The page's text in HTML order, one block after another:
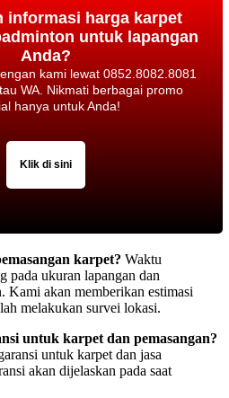
informasi harga karpet
untuk lapangan
Anda?
kami lewat 0852.8082.8081
WA. Nikmati berbagai promo
hanya untuk Anda!
Klik di sini
karpet? Waktu
pada ukuran lapangan dan
Kami akan memberikan estimasi
melakukan survei lokasi.
untuk karpet dan pemasangan?
untuk karpet dan jasa
akan dijelaskan pada saat